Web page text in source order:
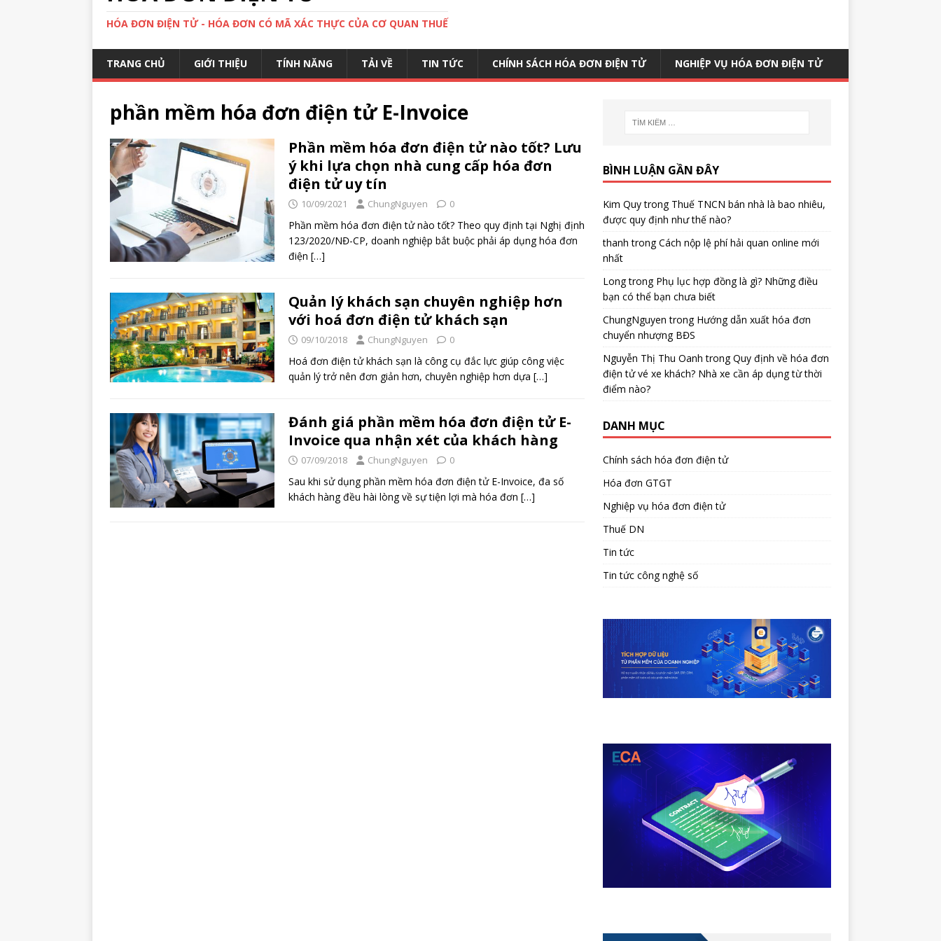
HÓA ĐƠN ĐIỆN TỬ - HÓA ĐƠN CÓ MÃ XÁC THỰC CỦA CƠ QUAN THUẾ
TRANG CHỦ GIỚI THIỆU TÍNH NĂNG TẢI VỀ TIN TỨC CHÍNH SÁCH HÓA ĐƠN ĐIỆN TỬ NGHIỆP VỤ HÓA ĐƠN ĐIỆN TỬ
phần mềm hóa đơn điện tử E-Invoice
Phần mềm hóa đơn điện tử nào tốt? Lưu
ý khi lựa chọn nhà cung cấp hóa đơn
điện tử uy tín
10/09/2021 ChungNguyen 0
Phần mềm hóa đơn điện tử nào tốt? Theo quy định tại Nghị định
123/2020/NĐ-CP, doanh nghiệp bắt buộc phải áp dụng hóa đơn
điện […]
Quản lý khách sạn chuyên nghiệp hơn
với hoá đơn điện tử khách sạn
09/10/2018 ChungNguyen 0
Hoá đơn điện tử khách sạn là công cụ đắc lực giúp công việc
quản lý trở nên đơn giản hơn, chuyên nghiệp hơn dựa […]
Đánh giá phần mềm hóa đơn điện tử E-
Invoice qua nhận xét của khách hàng
07/09/2018 ChungNguyen 0
Sau khi sử dụng phần mềm hóa đơn điện tử E-Invoice, đa số
khách hàng đều hài lòng về sự tiện lợi mà hóa đơn […]
BÌNH LUẬN GẦN ĐÂY
Kim Quytrong Thuế TNCN bán nhà là bao nhiêu,
được quy định như thế nào?
thanh trongCách nộp lệ phí hải quan online mới
nhất
Longtrong Phụ lục hợp đồng là gì? Những điều
bạn có thể bạn chưa biết
ChungNguyen trong Hướng dẫn xuất hóa đơn
chuyển nhượng BĐS
Nguyễn Thị Thu Oanh trongQuy định về hóa đơn
điện tử vé xe khách? Nhà xe cần áp dụng từ thời
điểm nào?
DANH MỤC
Chính sách hóa đơn điện tử
Hóa đơn GTGT
Nghiệp vụ hóa đơn điện tử
Thuế DN
Tin tức
Tin tức công nghệ số